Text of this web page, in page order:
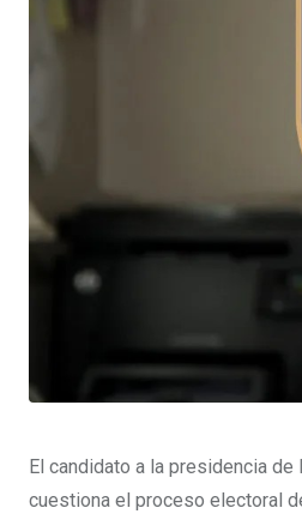
El candidato a la presidencia
cuestiona el proceso electoral